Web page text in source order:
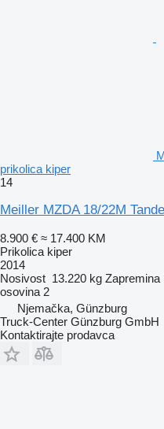
prikolica kiper
14
Meiller MZDA 18/22M
8.900 € ≈ 17.400 KM
Prikolica kiper
2014
Nosivost 13.220 kg Zapremina
osovina 2
Njemačka, Günzburg
Truck-Center Günzburg GmbH
Kontaktirajte prodavca